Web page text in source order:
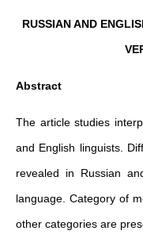
RUSSIAN AND
Abstract
The article studies
and English linguists.
revealed in Russian
language. Category of
other categories are